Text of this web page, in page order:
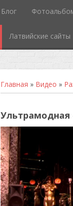
Блог
Латвийские сайты
Главная » Видео »
Ультрамодная